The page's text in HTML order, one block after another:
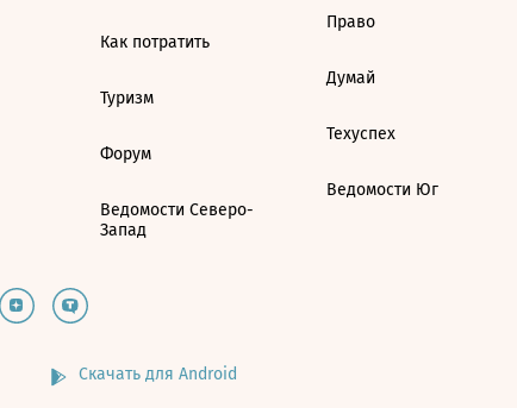
Как потратить
Туризм
Форум
Ведомости Северо-
Запад
Право
Думай
Техуспех
Ведомости Юг
Скачать для Android